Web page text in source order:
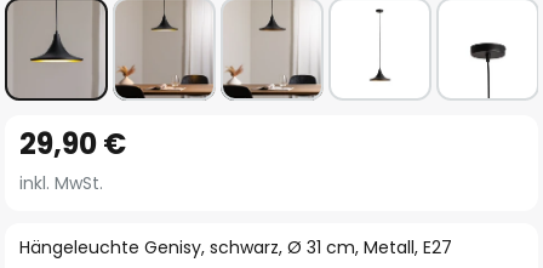
Anfang
der
springen
Hängeleuchte Genisy, schwarz, Ø 31 cm, Metall, E27
29,90 €
inkl. MwSt.